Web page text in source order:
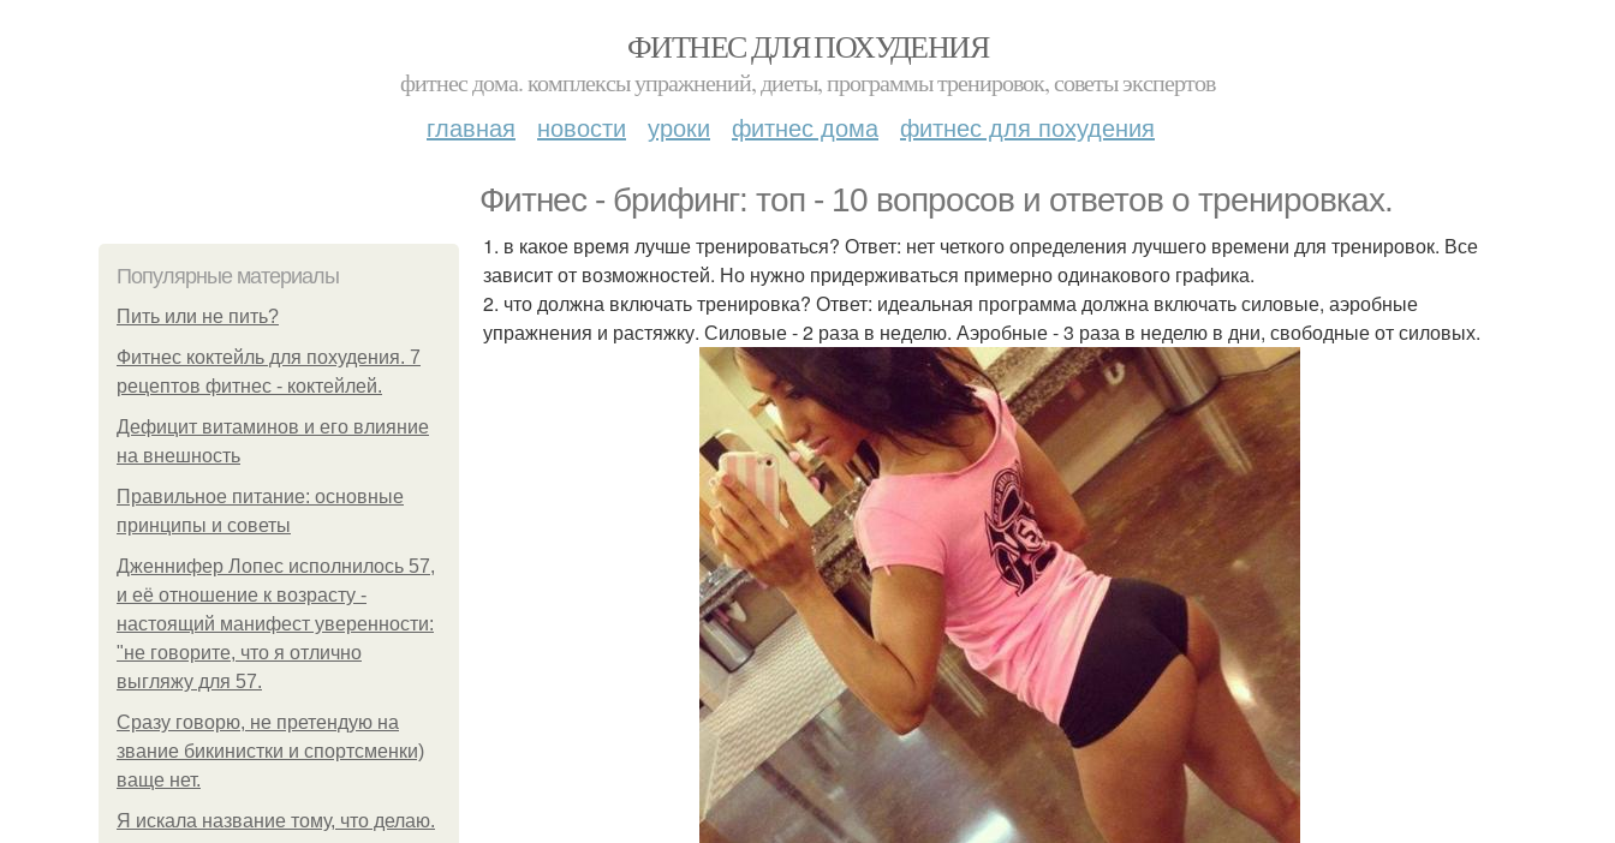
ФИТНЕС ДЛЯ ПОХУДЕНИЯ
фитнес дома. комплексы упражнений, диеты, программы тренировок, советы экспертов
главная новости уроки фитнес дома фитнес для похудения
Фитнес - брифинг: топ - 10 вопросов и ответов о тренировках.
Популярные материалы
Пить или не пить?
Фитнес коктейль для похудения. 7
рецептов фитнес - коктейлей.
Дефицит витаминов и его влияние
на внешность
Правильное питание: основные
принципы и советы
Дженнифер Лопес исполнилось 57,
и её отношение к возрасту -
настоящий манифест уверенности:
"не говорите, что я отлично
выгляжу для 57.
Сразу говорю, не претендую на
звание бикинистки и спортсменки)
ваще нет.
Я искала название тому, что делаю.
1. в какое время лучше тренироваться? Ответ: нет четкого определения лучшего времени для тренировок. Все
зависит от возможностей. Но нужно придерживаться примерно одинакового графика.
2. что должна включать тренировка? Ответ: идеальная программа должна включать силовые, аэробные
упражнения и растяжку. Силовые - 2 раза в неделю. Аэробные - 3 раза в неделю в дни, свободные от силовых.